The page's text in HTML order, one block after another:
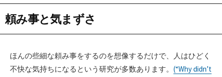
頼み事と気まずさ
ほんの些細な頼み事をするのを想像するだけで、人はひどく
不快な気持ちになるという研究が多数あります。 (“Why didn’t